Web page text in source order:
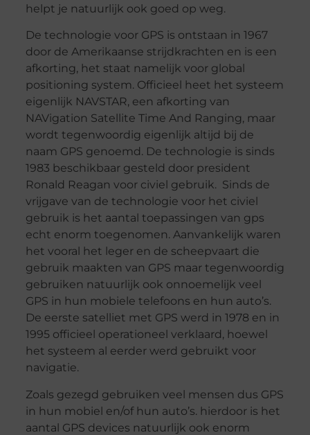
helpt je natuurlijk ook goed op weg.
De technologie voor GPS is ontstaan in 1967
door de Amerikaanse strijdkrachten en is een
afkorting, het staat namelijk voor global
positioning system. Officieel heet het systeem
eigenlijk NAVSTAR, een afkorting van
NAVigation Satellite Time And Ranging, maar
wordt tegenwoordig eigenlijk altijd bij de
naam GPS genoemd. De technologie is sinds
1983 beschikbaar gesteld door president
Ronald Reagan voor civiel gebruik. Sinds de
vrijgave van de technologie voor het civiel
gebruik is het aantal toepassingen van gps
echt enorm toegenomen. Aanvankelijk waren
het vooral het leger en de scheepvaart die
gebruik maakten van GPS maar tegenwoordig
gebruiken natuurlijk ook onnoemelijk veel
GPS in hun mobiele telefoons en hun auto’s.
De eerste satelliet met GPS werd in 1978 en in
1995 officieel operationeel verklaard, hoewel
het systeem al eerder werd gebruikt voor
navigatie.
Zoals gezegd gebruiken veel mensen dus GPS
in hun mobiel en/of hun auto’s. hierdoor is het
aantal GPS devices natuurlijk ook enorm